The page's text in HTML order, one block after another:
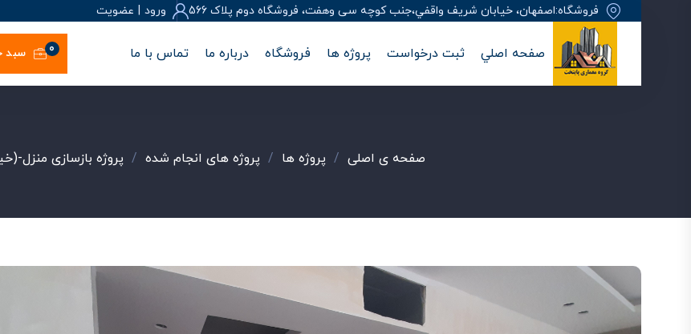
فروشگاه:اصفهان، خيابان شريف واقفي،جنب کوچه سی وهفت، فروشگاه دوم پلاک 566 ورود | عضويت
صفحه اصلي ثبت درخواست پروژه ها فروشگاه درباره ما تماس با ما سبد 0
صفحه ی اصلی / پروژه ها / پروژه های انجام شده / پروژه بازسازی منزل-